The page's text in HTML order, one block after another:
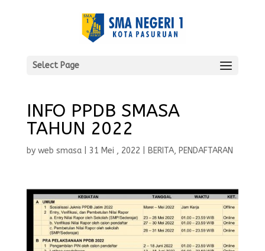
Select Page
INFO PPDB SMASA
TAHUN 2022
by web smasa| 31 Mei , 2022 BERITA, PENDAFTARAN